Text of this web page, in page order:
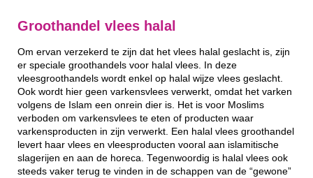
Groothandel vlees halal
Om ervan verzekerd te zijn dat het vlees halal geslacht is, zijn
er speciale groothandels voor halal vlees. In deze
vleesgroothandels wordt enkel op halal wijze vlees geslacht.
Ook wordt hier geen varkensvlees verwerkt, omdat het varken
volgens de Islam een onrein dier is. Het is voor Moslims
verboden om varkensvlees te eten of producten waar
varkensproducten in zijn verwerkt. Een halal vlees groothandel
levert haar vlees en vleesproducten vooral aan islamitische
slagerijen en aan de horeca. Tegenwoordig is halal vlees ook
steeds vaker terug te vinden in de schappen van de “gewone”